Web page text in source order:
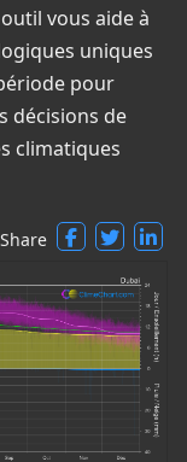
vous aide à
uniques
pour
décisions de
climatiques
Share